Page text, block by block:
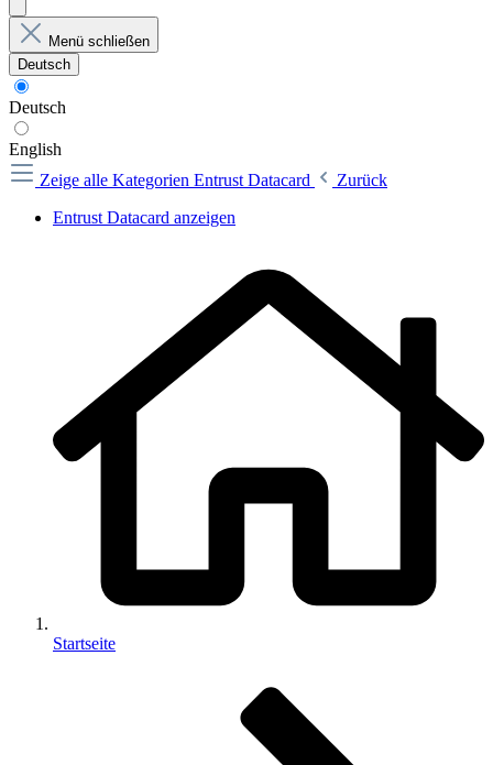
Menü schließen
Deutsch
Deutsch
English
Zeige alle Kategorien Entrust Datacard
Zurück
Entrust Datacard anzeigen
Startseite